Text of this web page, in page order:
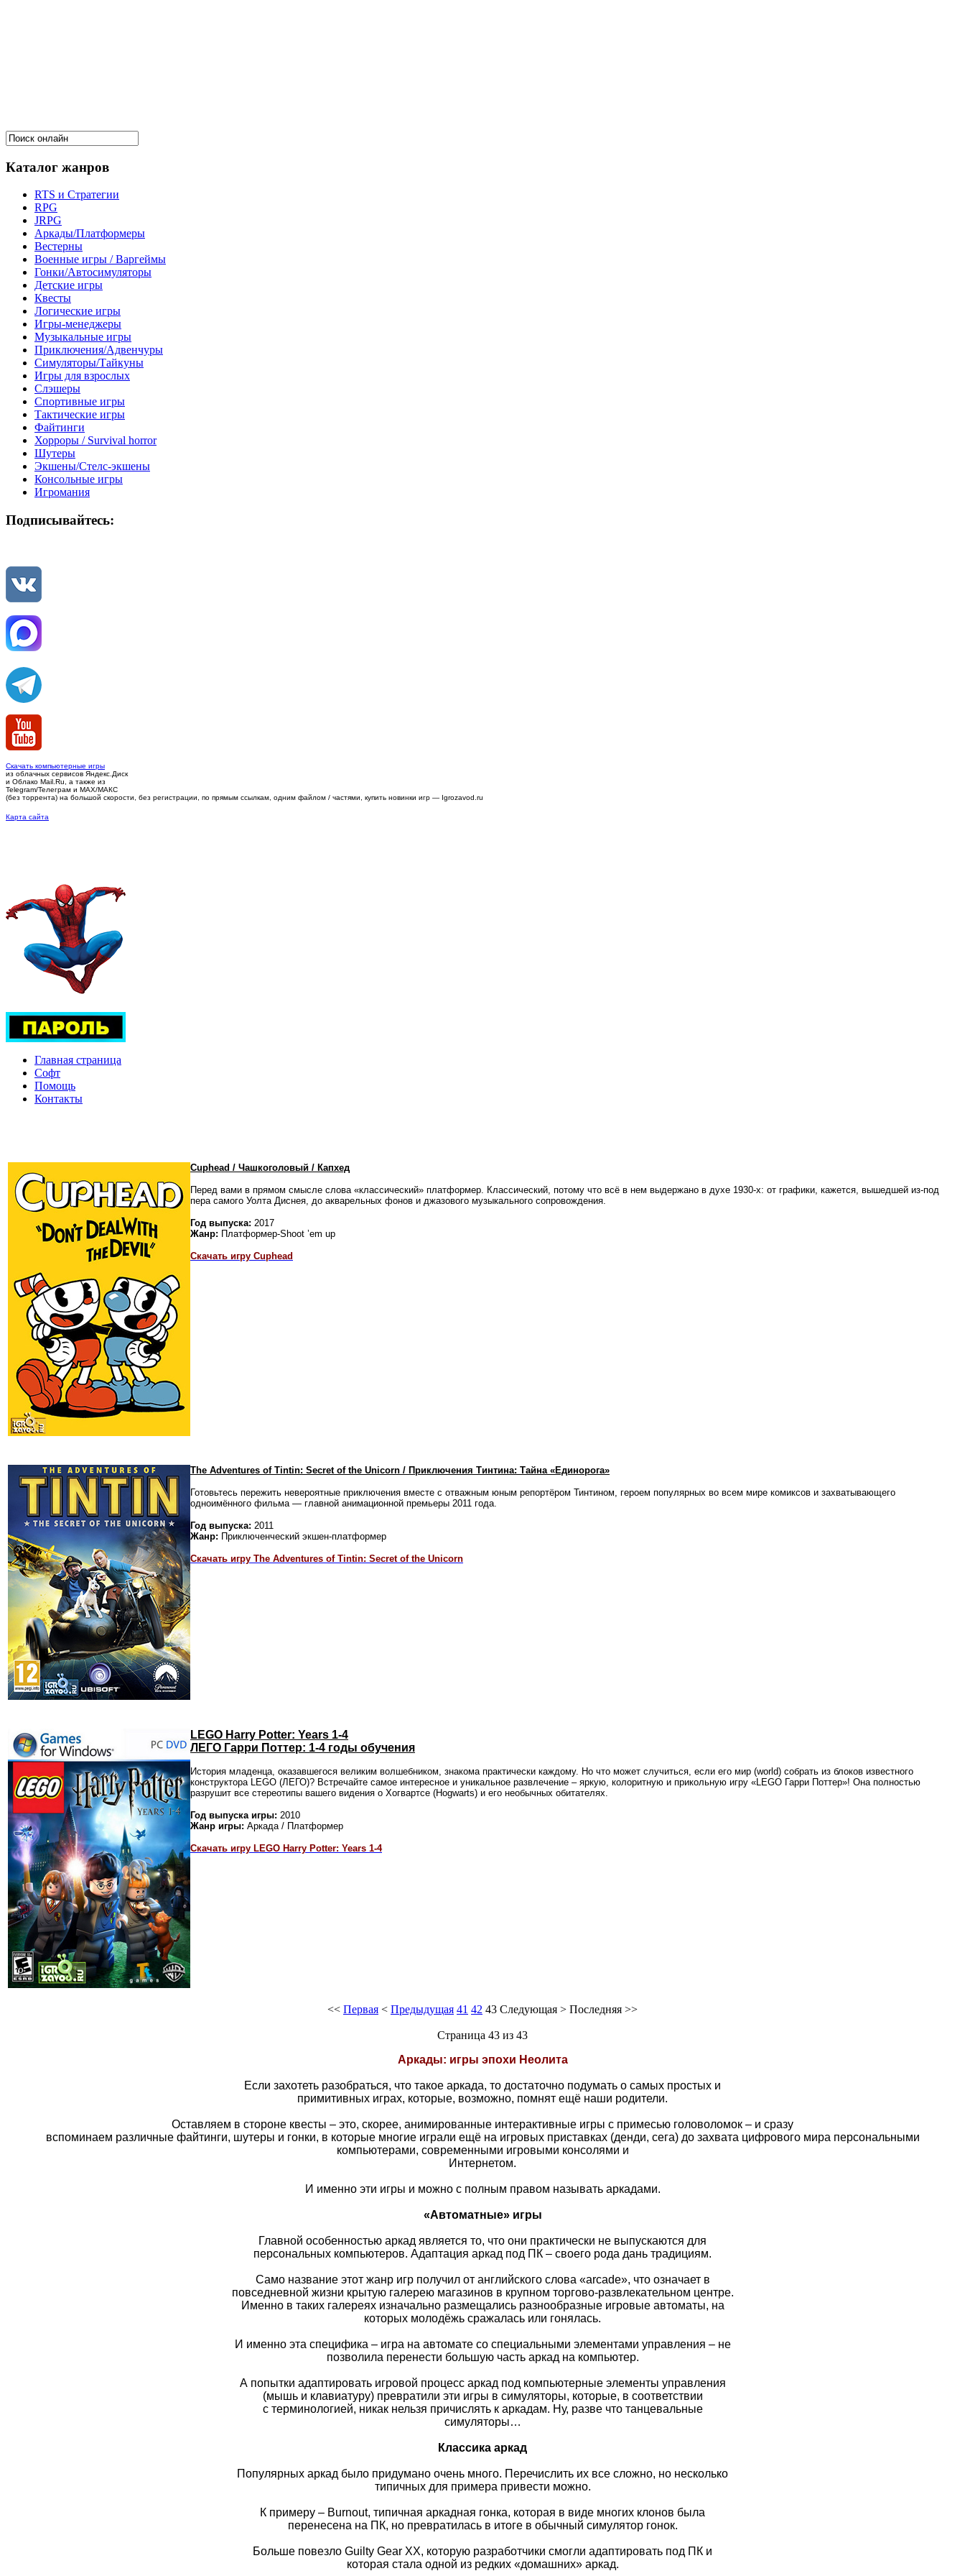
Каталог жанров
RTS и Стратегии
RPG
JRPG
Аркады/Платформеры
Вестерны
Военные игры / Варгеймы
Гонки/Автосимуляторы
Детские игры
Квесты
Логические игры
Игры-менеджеры
Музыкальные игры
Приключения/Адвенчуры
Симуляторы/Тайкуны
Игры для взрослых
Слэшеры
Спортивные игры
Тактические игры
Файтинги
Хорроры / Survival horror
Шутеры
Экшены/Стелс-экшены
Консольные игры
Игромания
Подписывайтесь:
Скачать компьютерные игры
из облачных сервисов Яндекс.Диск
и Облако Mail.Ru, а также из
Telegram/Телеграм и MAX/МАКС
(без торрента) на большой скорости, без регистрации, по прямым ссылкам, одним файлом / частями, купить новинки игр — Igrozavod.ru
Карта сайта
Главная страница
Софт
Помощь
Контакты
Cuphead / Чашкоголовый / Капхед
Перед вами в прямом смысле слова «классический» платформер. Классический, потому что всё в нем выдержано в духе 1930-х: от графики, кажется, вышедшей из-под
пера самого Уолта Диснея, до акварельных фонов и джазового музыкального сопровождения.
Год выпуска: 2017
Жанр: Платформер-Shoot ’em up
Скачать игру Cuphead
The Adventures of Tintin: Secret of the Unicorn / Приключения Тинтина: Тайна «Единорога»
Готовьтесь пережить невероятные приключения вместе с отважным юным репортёром Тинтином, героем популярных во всем мире комиксов и захватывающего
одноимённого фильма — главной анимационной премьеры 2011 года.
Год выпуска: 2011
Жанр: Приключенческий экшен-платформер
Скачать игру The Adventures of Tintin: Secret of the Unicorn
LEGO Harry Potter: Years 1-4
ЛЕГО Гарри Поттер: 1-4 годы обучения
История младенца, оказавшегося великим волшебником, знакома практически каждому. Но что может случиться, если его мир (world) собрать из блоков известного
конструктора LEGO (ЛЕГО)? Встречайте самое интересное и уникальное развлечение – яркую, колоритную и прикольную игру «LEGO Гарри Поттер»! Она полностью
разрушит все стереотипы вашего видения о Хогвартсе (Hogwarts) и его необычных обитателях.
Год выпуска игры: 2010
Жанр игры: Аркада / Платформер
Скачать игру LEGO Harry Potter: Years 1-4
<< Первая < Предыдущая 41 42 43 Следующая > Последняя >>
Страница 43 из 43
Аркады: игры эпохи Неолита
Если захотеть разобраться, что такое аркада, то достаточно подумать о самых простых и
примитивных играх, которые, возможно, помнят ещё наши родители.
Оставляем в стороне квесты – это, скорее, анимированные интерактивные игры с примесью головоломок – и сразу
вспоминаем различные файтинги, шутеры и гонки, в которые многие играли ещё на игровых приставках (денди, сега) до захвата цифрового мира персональными
компьютерами, современными игровыми консолями и
Интернетом.
И именно эти игры и можно с полным правом называть аркадами.
«Автоматные» игры
Главной особенностью аркад является то, что они практически не выпускаются для
персональных компьютеров. Адаптация аркад под ПК – своего рода дань традициям.
Само название этот жанр игр получил от английского слова «arcade», что означает в
повседневной жизни крытую галерею магазинов в крупном торгово-развлекательном центре.
Именно в таких галереях изначально размещались разнообразные игровые автоматы, на
которых молодёжь сражалась или гонялась.
И именно эта специфика – игра на автомате со специальными элементами управления – не
позволила перенести большую часть аркад на компьютер.
А попытки адаптировать игровой процесс аркад под компьютерные элементы управления
(мышь и клавиатуру) превратили эти игры в симуляторы, которые, в соответствии
с терминологией, никак нельзя причислять к аркадам. Ну, разве что танцевальные
симуляторы…
Классика аркад
Популярных аркад было придумано очень много. Перечислить их все сложно, но несколько
типичных для примера привести можно.
К примеру – Burnout, типичная аркадная гонка, которая в виде многих клонов была
перенесена на ПК, но превратилась в итоге в обычный симулятор гонок.
Больше повезло Guilty Gear XX, которую разработчики смогли адаптировать под ПК и
которая стала одной из редких «домашних» аркад.